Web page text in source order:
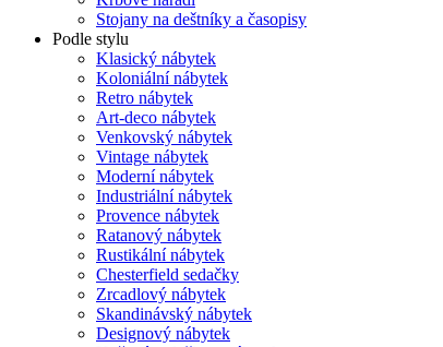
Stojany na deštníky a časopisy
Podle stylu
Klasický nábytek
Koloniální nábytek
Retro nábytek
Art-deco nábytek
Venkovský nábytek
Vintage nábytek
Moderní nábytek
Industriální nábytek
Provence nábytek
Ratanový nábytek
Rustikální nábytek
Chesterfield sedačky
Zrcadlový nábytek
Skandinávský nábytek
Designový nábytek